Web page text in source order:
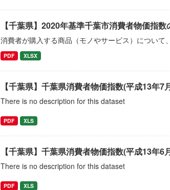
【千葉県】2020年基準千葉市消費者物価指数
消費者が購入する商品（モノやサービス）について
PDF XLSX
【千葉県】千葉県消費者物価指数(平成13年7
There is no description for this dataset
PDF XLS
【千葉県】千葉県消費者物価指数(平成13年6
There is no description for this dataset
PDF XLS